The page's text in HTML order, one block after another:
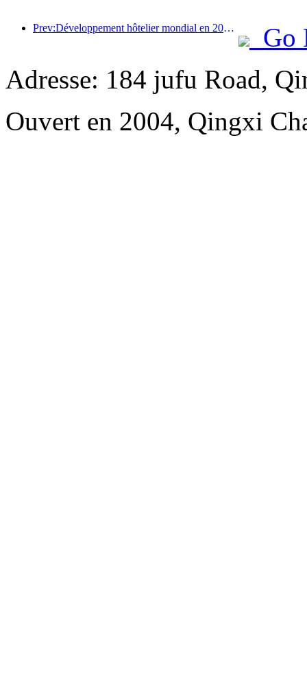
Prev:Développement hôtelier mondial en 2026 : Shanghai se classe première en termes d’ajout de nouvelles chambres
Go
Adresse: 184 jufu Road,
Ouvert en 2004, Qingxi